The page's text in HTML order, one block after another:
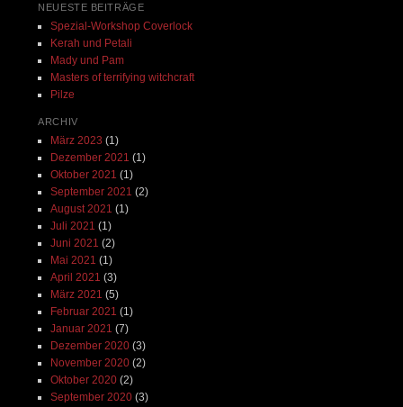
NEUESTE BEITRÄGE
Spezial-Workshop Coverlock
Kerah und Petali
Mady und Pam
Masters of terrifying witchcraft
Pilze
ARCHIV
März 2023 (1)
Dezember 2021 (1)
Oktober 2021 (1)
September 2021 (2)
August 2021 (1)
Juli 2021 (1)
Juni 2021 (2)
Mai 2021 (1)
April 2021 (3)
März 2021 (5)
Februar 2021 (1)
Januar 2021 (7)
Dezember 2020(3)
November 2020(2)
Oktober 2020(2)
September 2020(3)